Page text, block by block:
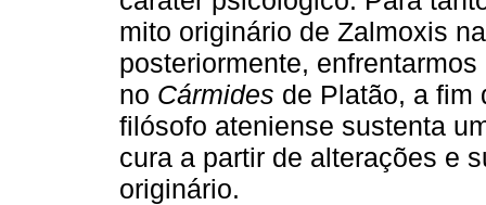
mito originário de Zalmoxis
posteriormente,
no Cármides de Platão, a fim
filósofo ateniense sustenta
cura a partir de alterações e
originário.